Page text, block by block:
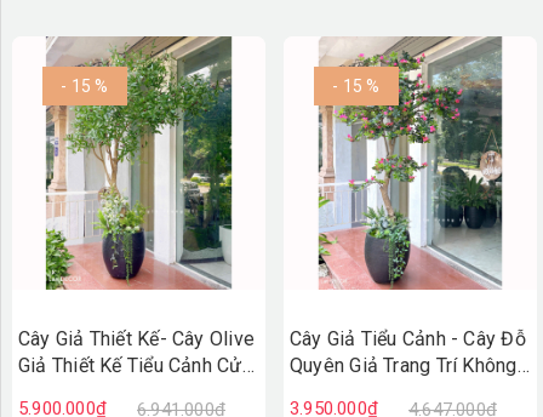
- 15 %
Cây Giả Thiết Kế- Cây Olive
Giả Thiết Kế Tiểu Cảnh Cửa
5.900.000₫ 6.941.000₫
- 15 %
Cây Giả Tiểu Cảnh - Cây Đỗ
Quyên Giả Trang Trí Không
3.950.000₫ 4.647.000₫